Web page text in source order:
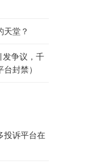
天堂？
发争议，千
封禁）
投诉平台在